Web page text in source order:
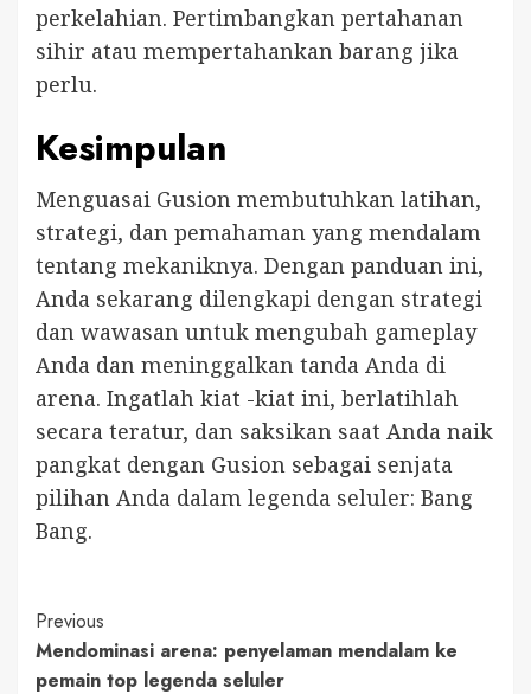
perkelahian. Pertimbangkan pertahanan
sihir atau mempertahankan barang jika
perlu.
Kesimpulan
Menguasai Gusion membutuhkan latihan,
strategi, dan pemahaman yang mendalam
tentang mekaniknya. Dengan panduan ini,
Anda sekarang dilengkapi dengan strategi
dan wawasan untuk mengubah gameplay
Anda dan meninggalkan tanda Anda di
arena. Ingatlah kiat -kiat ini, berlatihlah
secara teratur, dan saksikan saat Anda naik
pangkat dengan Gusion sebagai senjata
pilihan Anda dalam legenda seluler: Bang
Bang.
Post
Navigation
Previous
Mendominasi arena: penyelaman mendalam ke
pemain top legenda seluler